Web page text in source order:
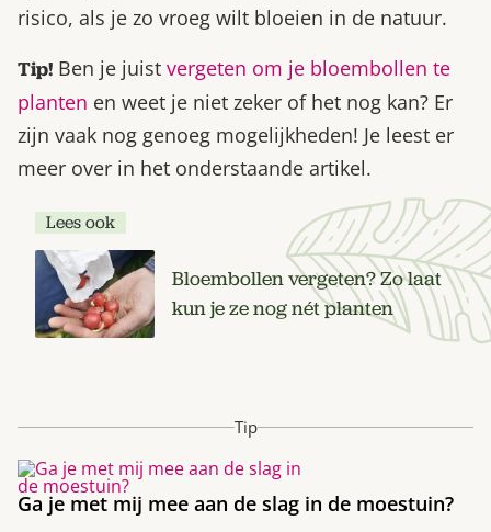
risico, als je zo vroeg wilt bloeien in de natuur.
Tip! Ben je juist vergeten om je bloembollen te
planten en weet je niet zeker of het nog kan? Er
zijn vaak nog genoeg mogelijkheden! Je leest er
meer over in het onderstaande artikel.
Lees ook
Bloembollen vergeten? Zo laat
kun je ze nog nét planten
Tip
Ga je met mij mee aan de slag in de moestuin?